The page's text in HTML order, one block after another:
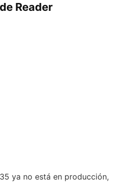
Reader
ya no está en producción,